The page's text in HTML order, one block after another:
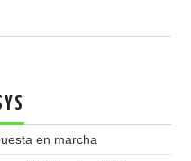
en marcha